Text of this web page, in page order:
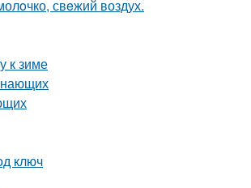
свeжий воздух.
к зиме
ключ